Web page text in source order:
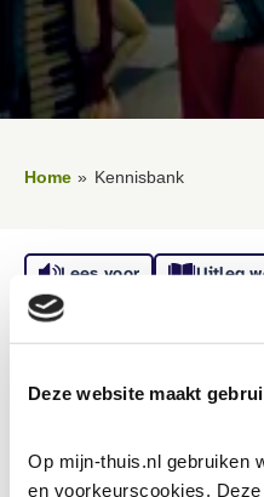
Deze website maakt
Op mijn-thuis.nl gebruiken
en voorkeurscookies.
Home Kennisbank
Lees voor Uitleg
Vertalen
Kennisbank
Stages en